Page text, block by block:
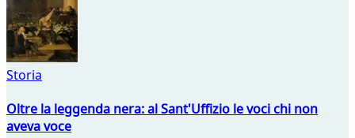
Storia
Oltre la leggenda nera: al Sant'Uffizio le voci chi non
aveva voce